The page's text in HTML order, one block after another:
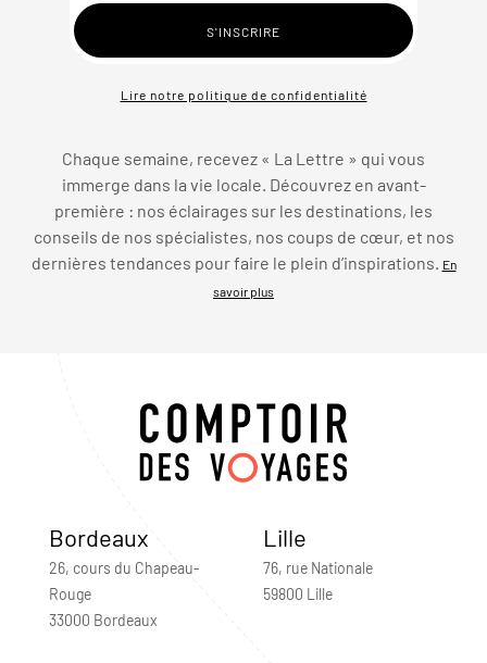
Lire notre politique de confidentialité
Chaque semaine, recevez « La Lettre » qui vous
immerge dans la vie locale. Découvrez en avant-
première : nos éclairages sur les destinations, les
conseils de nos spécialistes, nos coups de cœur, et nos
dernières tendances pour faire le plein d’inspirations.
En
savoir plus
Bordeaux
26, cours du Chapeau-
Rouge
33000 Bordeaux
Lille
76, rue Nationale
59800 Lille